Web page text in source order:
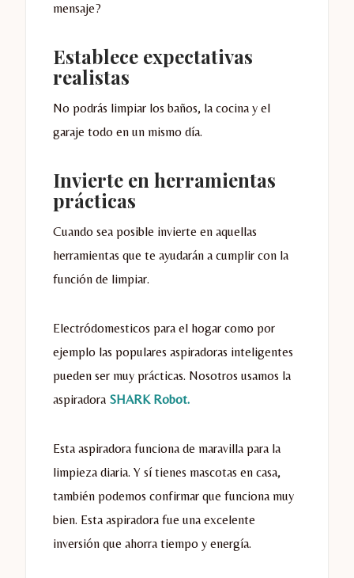
mensaje?
Establece expectativas
realistas
No podrás limpiar los baños, la cocina y el
garaje todo en un mismo día.
Invierte en herramientas
prácticas
Cuando sea posible invierte en aquellas
herramientas que te ayudarán a cumplir con la
función de limpiar.
Electródomesticos para el hogar como por
ejemplo las populares aspiradoras inteligentes
pueden ser muy prácticas. Nosotros usamos la
aspiradora SHARK Robot.
Esta aspiradora funciona de maravilla para la
limpieza diaria. Y sí tienes mascotas en casa,
también podemos confirmar que funciona muy
bien. Esta aspiradora fue una excelente
inversión que ahorra tiempo y energía.